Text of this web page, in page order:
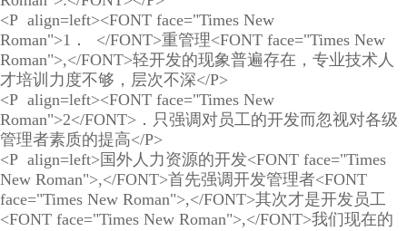
<P align=left><FONT face="Times New
Roman">1． </FONT>重管理<FONT face="Times New
Roman">,</FONT>轻开发的现象普遍存在，专业技术人
才培训力度不够，层次不深</P>
<P align=left><FONT face="Times New
Roman">2</FONT>．只强调对员工的开发而忽视对各级
管理者素质的提高</P>
<P align=left>国外人力资源的开发<FONT face="Times
New Roman">,</FONT>首先强调开发管理者<FONT
face="Times New Roman">,</FONT>其次才是开发员工
<FONT face="Times New Roman">,</FONT>我们现在的